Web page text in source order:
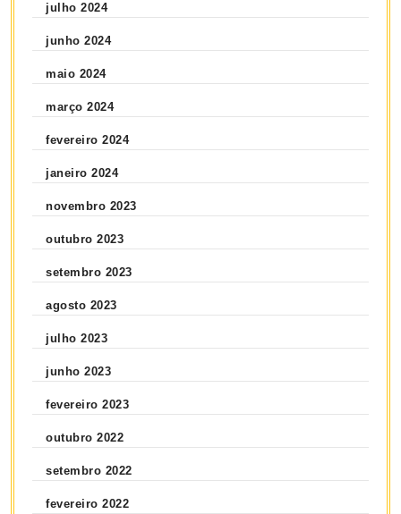
julho 2024
junho 2024
maio 2024
março 2024
fevereiro 2024
janeiro 2024
novembro 2023
outubro 2023
setembro 2023
agosto 2023
julho 2023
junho 2023
fevereiro 2023
outubro 2022
setembro 2022
fevereiro 2022